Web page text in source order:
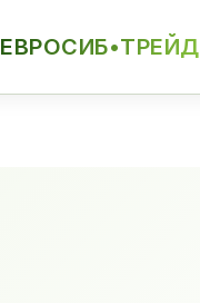
ЕВРОСИБ•ТРЕЙД